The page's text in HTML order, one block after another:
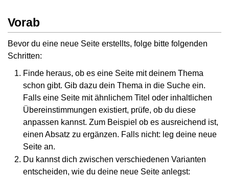
Vorab
Bevor du eine neue Seite erstellts, folge bitte folgenden
Schritten:
Finde heraus, ob es eine Seite mit deinem Thema
schon gibt. Gib dazu dein Thema in die Suche ein.
Falls eine Seite mit ähnlichem Titel oder inhaltlichen
Übereinstimmungen existiert, prüfe, ob du diese
anpassen kannst. Zum Beispiel ob es ausreichend ist,
einen Absatz zu ergänzen. Falls nicht: leg deine neue
Seite an.
Du kannst dich zwischen verschiedenen Varianten
entscheiden, wie du deine neue Seite anlegst: